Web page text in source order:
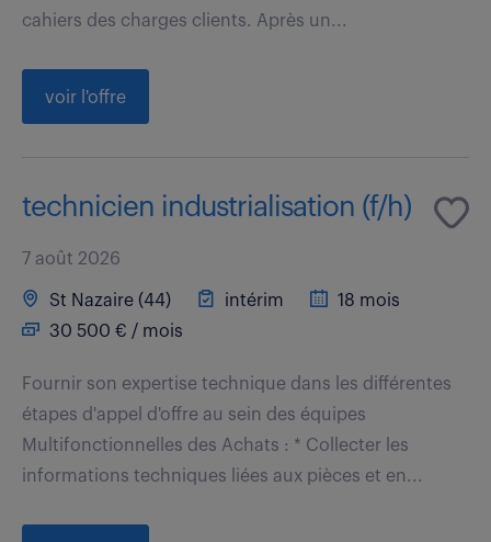
cahiers des charges clients. Après un...
voir l'offre
technicien industrialisation (f/h)
7 août 2026
St Nazaire (44) intérim
18 mois
30 500 € / mois
Fournir son expertise technique dans les différentes
étapes d'appel d'offre au sein des équipes
Multifonctionnelles des Achats : * Collecter les
informations techniques liées aux pièces et en...